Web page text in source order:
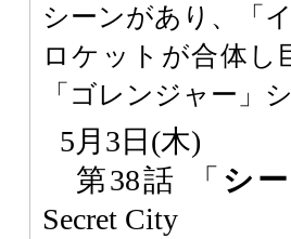
シーンがあり、「
ロケットが合体し
「ゴレンジャー」
5月3日(木)
第38話 「 シ
Secret City